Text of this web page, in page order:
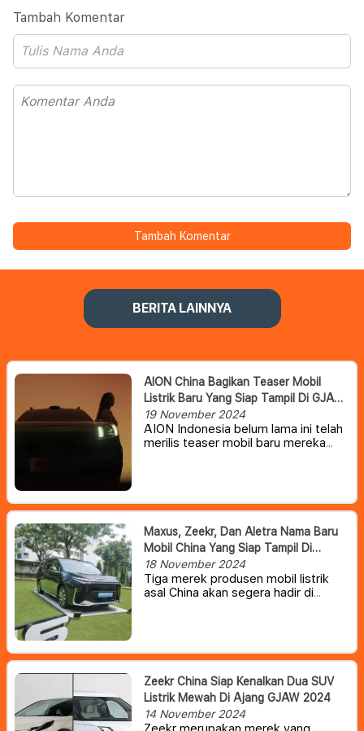
Tambah Komentar
Tambah Komentar
BERITA LAINNYA
AION China Bagikan Teaser Mobil
Listrik Baru Yang Siap Tampil Di GJAW
2024
19 November 2024
AION Indonesia belum lama ini telah
merilis teaser mobil baru mereka
Show (GJAW), yang sebentar lagi
akan digelar di ICE-BSD City,
Tangsel 22 November – 1 Desember
2024.
Maxus, Zeekr, Dan Aletra Nama Baru
Mobil China Yang Siap Tampil Di
Indonesia
18 November 2024
Tiga merek produsen mobil listrik
asal China akan segera hadir di
Zeekr China Siap Kenalkan Dua SUV
Listrik Mewah Di Ajang GJAW 2024
14 November 2024